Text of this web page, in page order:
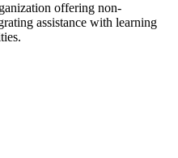
offering non-
assistance with learning